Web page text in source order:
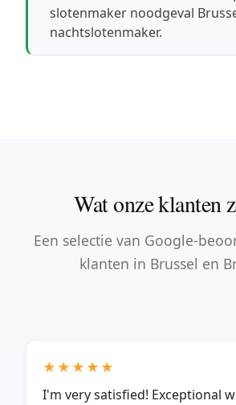
slotenmaker noodgeval
nachtslotenmaker.
Wat onze klanten
Een selectie van Google-
klanten in Brussel en
★★★★★
I'm very satisfied! Exceptional